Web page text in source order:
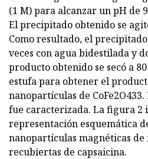
(1 M) para alcanzar un pH de
El precipitado obtenido se
Como resultado, el
veces con agua bidestilada y
producto obtenido se secó a
estufa para obtener el
nanopartículas de
fue caracterizada. La figura 2
representación esquemática
nanopartículas magnéticas
recubiertas de capsaicina.